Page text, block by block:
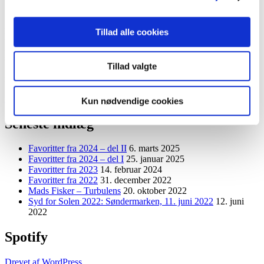
Tillad alle cookies
Tillad valgte
Kun nødvendige cookies
huske dette forgangne år med en form for lettelse: alt det vi måtte
gennemleve af nedlukninger og aflysninger, grundet både
fik endelig en form for ende hen imod sommerhalvåret, hvor verden
nærmest lignede sig selv igen.
“Favoritter
2021
–
I”
Seneste indlæg
Favoritter fra 2024 – del II 6. marts 2025
Favoritter fra 2024 – del I 25. januar 2025
Favoritter fra 2023 14. februar 2024
Favoritter fra 2022 31. december 2022
Mads Fisker – Turbulens 20. oktober 2022
Syd for Solen 2022: Søndermarken, 11. juni 2022 12. juni
2022
Spotify